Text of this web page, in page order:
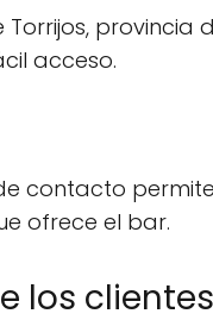
provincia
acceso.
contacto
ofrece el bar.
los